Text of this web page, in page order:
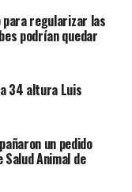
para regularizar las
podrían quedar
34 altura Luis
un pedido
Animal de